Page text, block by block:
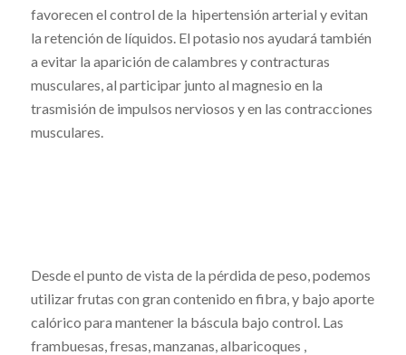
favorecen el control de la hipertensión arterial y evitan
la retención de líquidos. El potasio nos ayudará también
a evitar la aparición de calambres y contracturas
musculares, al participar junto al magnesio en la
trasmisión de impulsos nerviosos y en las contracciones
musculares.
Desde el punto de vista de la pérdida de peso, podemos
utilizar frutas con gran contenido en fibra, y bajo aporte
calórico para mantener la báscula bajo control. Las
frambuesas, fresas, manzanas, albaricoques ,